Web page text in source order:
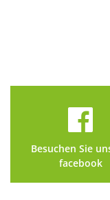
Besuchen Sie
facebook